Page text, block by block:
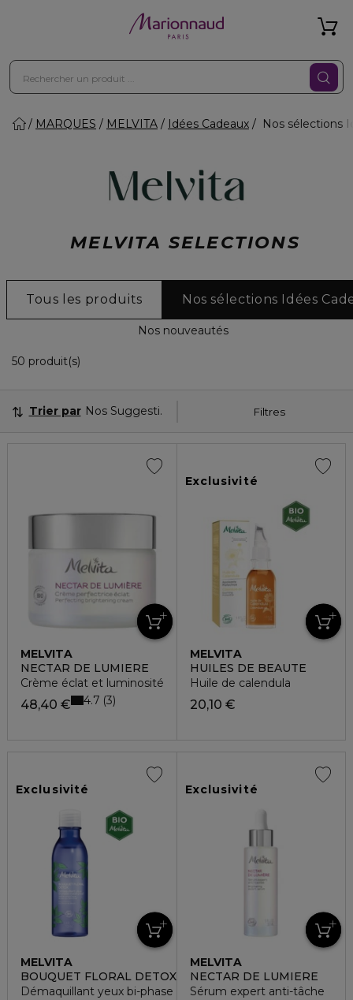
MARQUES MELVITA Idées Cadeaux Nos sélections
MELVITA SELECTIONS
Tous les produits Nos sélections Idées
Nos nouveautés
50 produit(s)
Filtres
Trier par Nos Suggestions
MELVITA
NECTAR DE LUMIERE
Crème éclat et luminosité
48,40 € 4.7 3
Exclusivité
MELVITA
HUILES DE BEAUTE
Huile de calendula
20,10 €
Exclusivité
MELVITA
BOUQUET FLORAL DETOX
Démaquillant yeux bi-phase waterproof
Exclusivité
MELVITA
NECTAR DE LUMIERE
Sérum expert anti-tâche